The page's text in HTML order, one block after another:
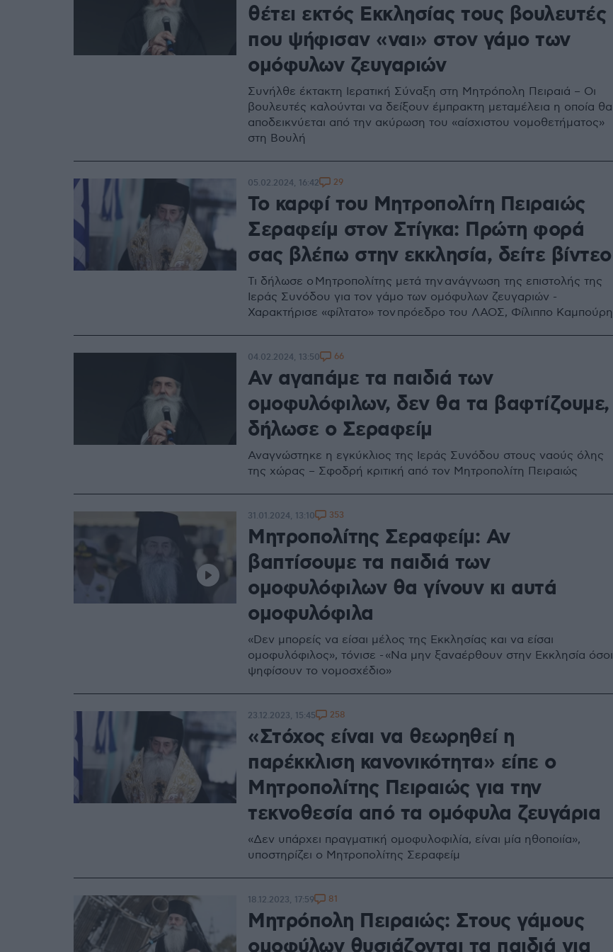
θέτει εκτός Εκκλησίας τους βουλευτές
που ψήφισαν «ναι» στον γάμο των
ομόφυλων ζευγαριών
Συνήλθε έκτακτη Ιερατική Σύναξη στη Μητρόπολη Πειραιά – Οι
βουλευτές καλούνται να δείξουν έμπρακτη μεταμέλεια η οποία θα
αποδεικνύεται από την ακύρωση του «αίσχιστου νομοθετήματος»
στη Βουλή
Το καρφί του Μητροπολίτη Πειραιώς
Σεραφείμ στον Στίγκα: Πρώτη φορά
σας βλέπω στην εκκλησία, δείτε βίντεο
Τι δήλωσε ο Μητροπολίτης μετά την ανάγνωση της επιστολής της
Ιεράς Συνόδου για τον γάμο των ομόφυλων ζευγαριών -
Χαρακτήρισε «φίλτατο» τον πρόεδρο του ΛΑΟΣ, Φίλιππο Καμπούρη
05.02.2024, 16:42 29
Αν αγαπάμε τα παιδιά των
ομοφυλόφιλων, δεν θα τα βαφτίζουμε,
δήλωσε ο Σεραφείμ
Αναγνώστηκε η εγκύκλιος της Ιεράς Συνόδου στους ναούς όλης
της χώρας – Σφοδρή κριτική από τον Μητροπολίτη Πειραιώς
04.02.2024, 13:50 66
Μητροπολίτης Σεραφείμ: Αν
βαπτίσουμε τα παιδιά των
ομοφυλόφιλων θα γίνουν κι αυτά
ομοφυλόφιλα
«Dεν μπορείς να είσαι μέλος της Εκκλησίας και να είσαι
ομοφυλόφιλος», τόνισε - «Να μην ξαναέρθουν στην Εκκλησία όσοι
ψηφίσουν το νομοσχέδιο»
31.01.2024, 13:10 353
«Στόχος είναι να θεωρηθεί η
παρέκκλιση κανονικότητα» είπε ο
Μητροπολίτης Πειραιώς για την
τεκνοθεσία από τα ομόφυλα ζευγάρια
«Δεν υπάρχει πραγματική ομοφυλοφιλία, είναι μία ηθοποιία»,
υποστηρίζει ο Μητροπολίτης Σεραφείμ
23.12.2023, 15:45 258
Μητρόπολη Πειραιώς: Στους γάμους
18.12.2023, 17:59 81